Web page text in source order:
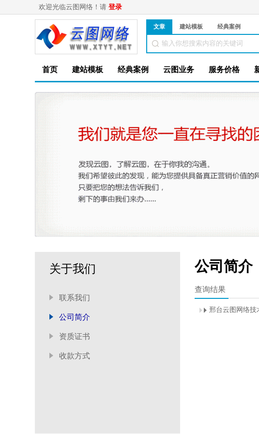
欢迎光临云图网络！请 登录
文章 建站模板 经典案例
首页 建站模板 经典案例 云图业务 服务价格
关于我们
联系我们
公司简介
资质证书
收款方式
公司简介
查询结果
邢台云图网络技